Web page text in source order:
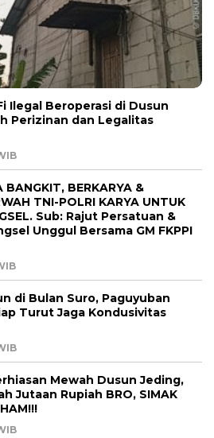
Ilegal Beroperasi di Dusun
Perizinan dan Legalitas
BANGKIT, BERKARYA &
TNI-POLRI KARYA UNTUK
Sub: Rajut Persatuan &
Unggul Bersama GM FKPPI
di Bulan Suro, Paguyuban
Turut Jaga Kondusivitas
Mewah Dusun Jeding,
Jutaan Rupiah BRO, SIMAK